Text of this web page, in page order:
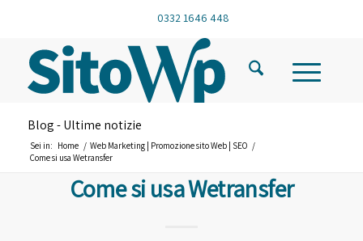
0332 1646 448
Blog - Ultime notizie
Sei in: Home / Web Marketing | Promozione sito Web | SEO /
Come si usa Wetransfer
Come si usa Wetransfer